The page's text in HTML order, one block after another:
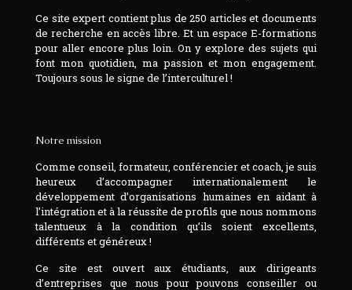
Ce site expert contient plus de 250 articles et documents
de recherche en accès libre. Et un espace E-formations
pour aller encore plus loin. On y explore des sujets qui
font mon quotidien, ma passion et mon engagement.
Toujours sous le signe de l’interculturel !
Notre mission
Comme conseil, formateur, conférencier et coach, je suis
heureux d’accompagner internationalement le
développement d’organisations humaines en aidant à
l’intégration et à la réussite de profils que nous nommons
talentueux à la condition qu’ils soient excellents,
différents et généreux !
Ce site est ouvert aux étudiants, aux dirigeants
d’entreprises que nous pour pouvons conseiller ou